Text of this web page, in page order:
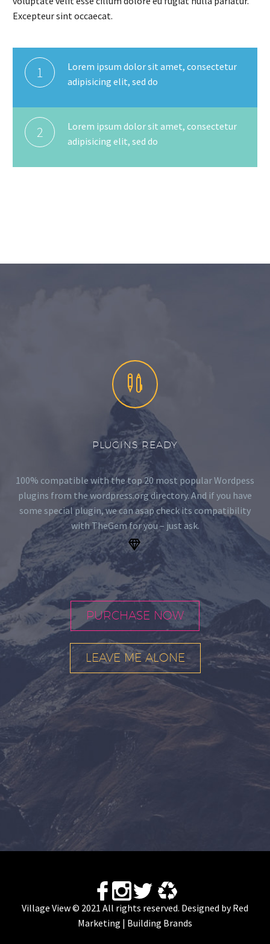
Excepteur sint occaecat.
1
Lorem ipsum dolor sit amet, consectetur
adipisicing elit, sed do
2
Lorem ipsum dolor sit amet, consectetur
adipisicing elit, sed do


PLUGINS READY
100% compatible with the top 20 most popular Wordpess
plugins from the wordpress.org directory. And if you have
some special plugin, we can asap check its compatibility
with TheGem for you – just ask.
.


PURCHASE NOW
LEAVE ME ALONE
Village View © 2021 All rights reserved. Designed byRed
Marketing | Building Brands